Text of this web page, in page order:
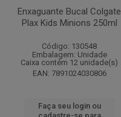
Enxaguante Bucal Colgate
Plax Kids Minions 250ml
Código: 130548
Embalagem: Unidade
Caixa contém 12 unidade(s)
EAN: 7891024030806
Faça seu login ou